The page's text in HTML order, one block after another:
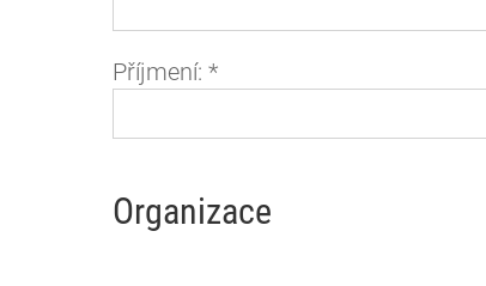
Příjmení: *
Organizace